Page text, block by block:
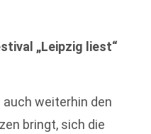
„Leipzig liest“
weiterhin den
bringt, sich die